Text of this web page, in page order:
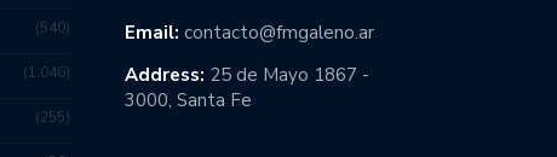
540
1.046
255
Email: contacto@fmgaleno.ar
Address: 25 de Mayo 1867 -
3000, Santa Fe